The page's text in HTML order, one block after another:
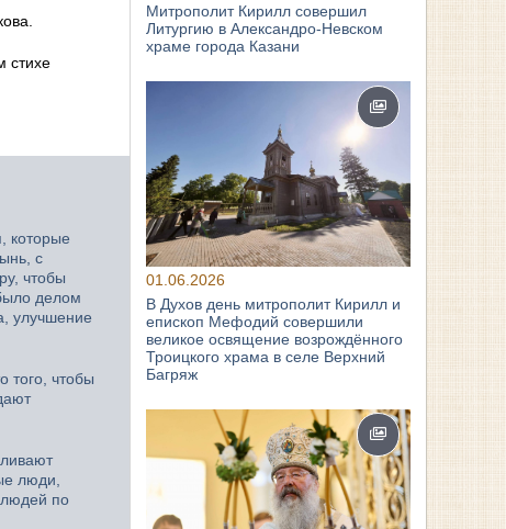
стихе
которые
с
чтобы
делом
улучшение
того, чтобы
люди,
людей по
Митрополит Кирилл совершил
Литургию в Александро-Невском
храме города Казани
01.06.2026
В Духов день митрополит Кирилл и
епископ Мефодий совершили
великое освящение возрождённого
Троицкого храма в селе Верхний
Багряж